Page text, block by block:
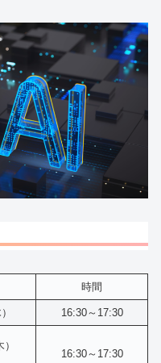
時間
16:30～17:30
16:30～17:30